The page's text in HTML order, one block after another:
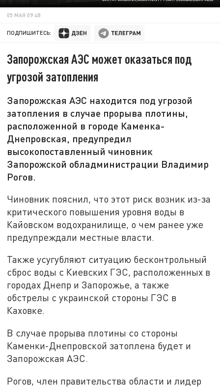
05 МАЯ 09:48
ПОДПИШИТЕСЬ:
Запорожская АЭС может оказаться под
угрозой затопления
Запорожская АЭС находится под угрозой
затопления в случае прорыва плотины,
расположенной в городе Каменка-
Днепровская, предупредил
высокопоставленный чиновник
Запорожской обладминистрации Владимир
Рогов.
Чиновник пояснил, что этот риск возник из-за
критического повышения уровня воды в
Кайовском водохранилище, о чем ранее уже
предупреждали местные власти.
Также усугубляют ситуацию бесконтрольный
сброс воды с Киевских ГЭС, расположенных в
городах Днепр и Запорожье, а также
обстрелы с украинской стороны ГЭС в
Каховке.
В случае прорыва плотины со стороны
Каменки-Днепровской затоплена будет и
Запорожская АЭС.
Рогов, член правительства области и лидер